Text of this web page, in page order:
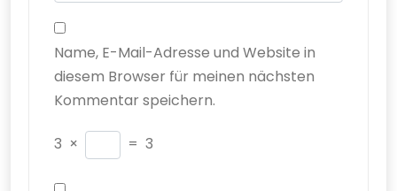
Name, E-Mail-Adresse und Website in
diesem Browser für meinen nächsten
Kommentar speichern.
3 × = 3